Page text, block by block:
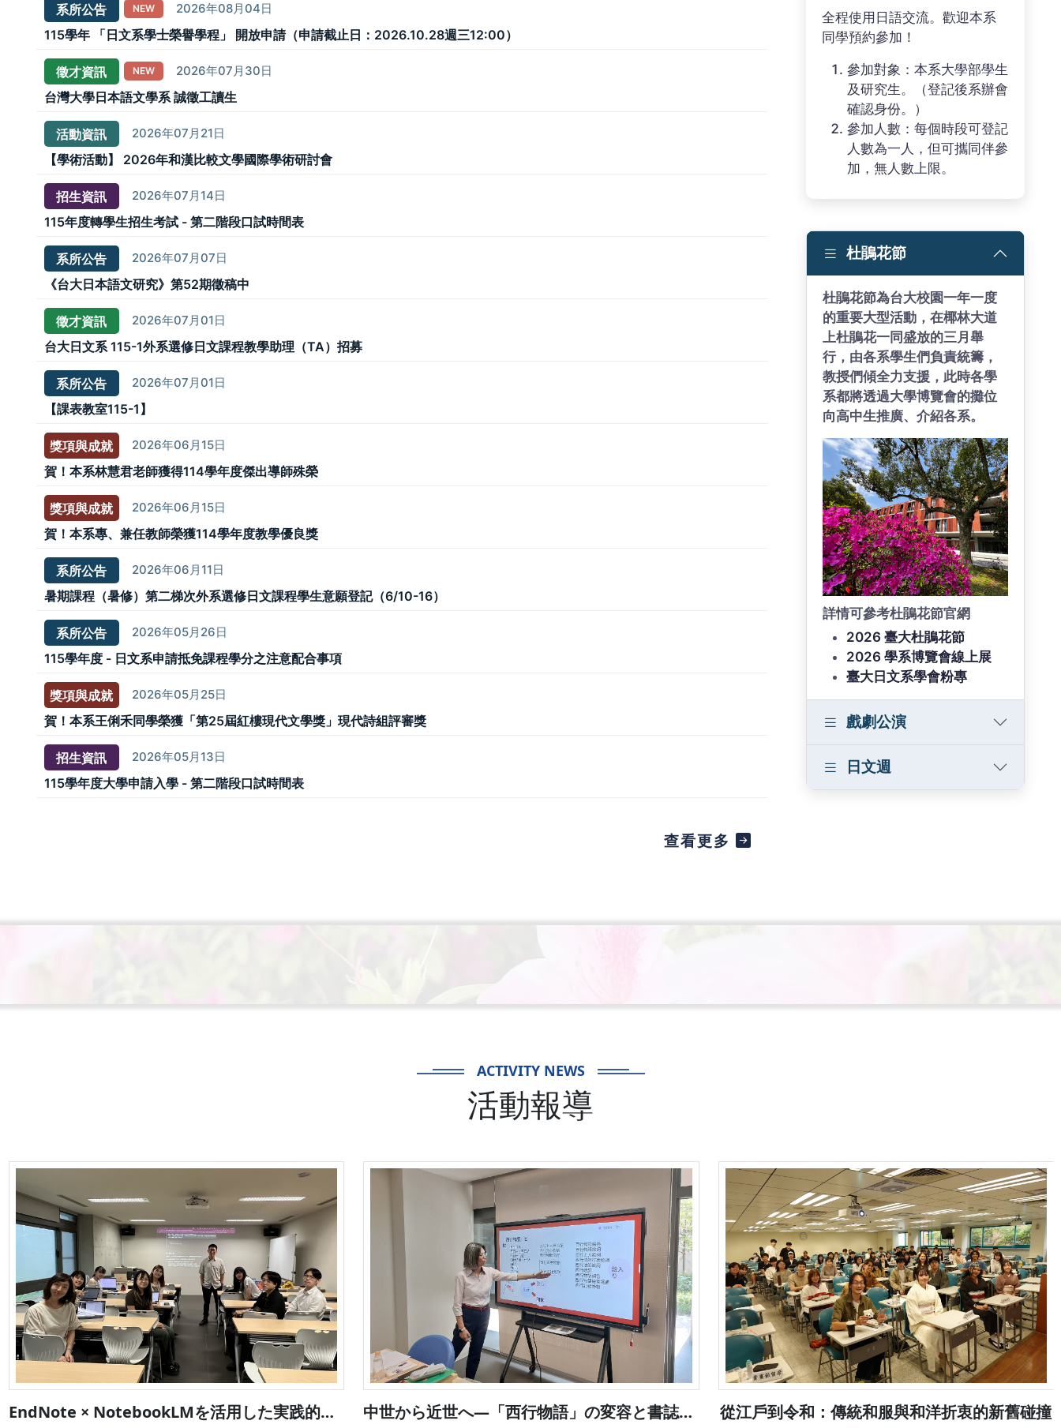
系所公告 NEW 2026年08月04日
115學年 「日文系學士榮譽學程」 開放申請（申請截止日：2026.10.28週三12:00）
徵才資訊 NEW 2026年07月30日
台灣大學日本語文學系 誠徵工讀生
活動資訊 2026年07月21日
【學術活動】 2026年和漢比較文學國際學術研討會
招生資訊 2026年07月14日
115年度轉學生招生考試 - 第二階段口試時間表
系所公告 2026年07月07日
《台大日本語文研究》第52期徵稿中
徵才資訊 2026年07月01日
台大日文系 115-1外系選修日文課程教學助理（TA）招募
系所公告 2026年07月01日
【課表教室115-1】
獎項與成就 2026年06月15日
賀！本系林慧君老師獲得114學年度傑出導師殊榮
獎項與成就 2026年06月15日
賀！本系專、兼任教師榮獲114學年度教學優良獎
系所公告 2026年06月11日
暑期課程（暑修）第二梯次外系選修日文課程學生意願登記（6/10-16）
系所公告 2026年05月26日
115學年度 - 日文系申請抵免課程學分之注意配合事項
獎項與成就 2026年05月25日
賀！本系王俐禾同學榮獲「第25屆紅樓現代文學獎」現代詩組評審獎
招生資訊 2026年05月13日
115學年度大學申請入學 - 第二階段口試時間表
查看更多
全程使用日語交流。歡迎本系
同學預約參加！
參加對象：本系大學部學生
及研究生。（登記後系辦會
確認身份。）
參加人數：每個時段可登記
人數為一人，但可攜同伴參
加，無人數上限。
杜鵑花節
杜鵑花節為台大校園一年一度
的重要大型活動，在椰林大道
上杜鵑花一同盛放的三月舉
行，由各系學生們負責統籌，
教授們傾全力支援，此時各學
系都將透過大學博覽會的攤位
向高中生推廣、介紹各系。
詳情可參考杜鵑花節官網
2026 臺大杜鵑花節
2026 學系博覽會線上展
臺大日文系學會粉專
戲劇公演
日文週
ACTIVITY NEWS
活動報導
EndNote × NotebookLMを活用した実践的な文献ワークフロー ー収集・管理・産出ー 中世から近世へ―「西行物語」の変容と書誌学の実践― 從江戶到令和：傳統和服與和洋折衷的新舊碰撞 2026年度國際學術研討會：日語翻譯研